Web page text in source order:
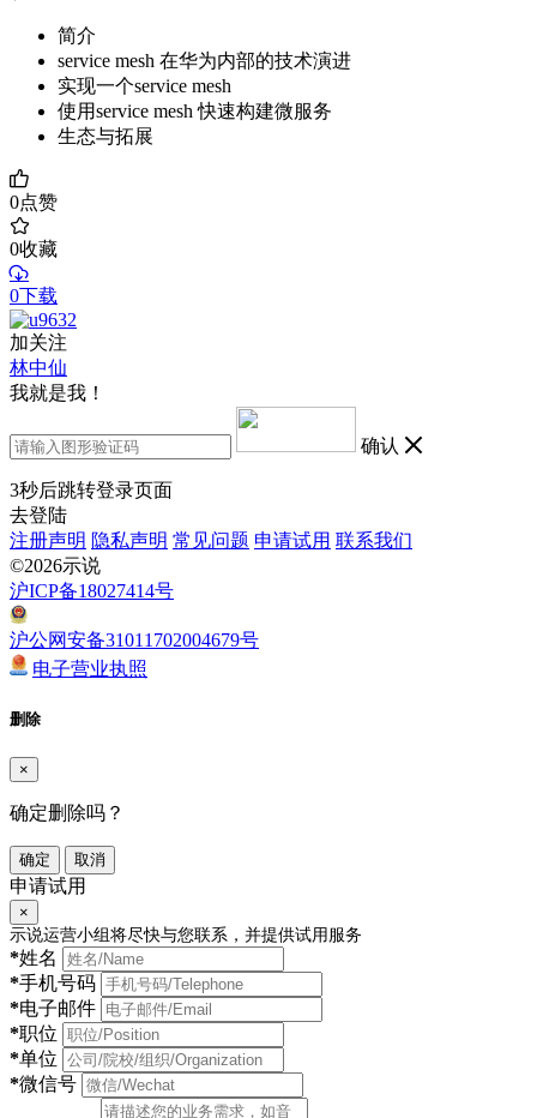
简介
service mesh 在华为内部的技术演进
实现一个service mesh
使用service mesh 快速构建微服务
生态与拓展
0点赞
0收藏
0下载
加关注
林中仙
我就是我！
确认
3秒后跳转登录页面
去登陆
注册声明 隐私声明 常见问题 申请试用 联系我们
©2026示说
沪ICP备18027414号
沪公网安备31011702004679号
电子营业执照
删除
×
确定删除吗？
确定 取消
申请试用
×
示说运营小组将尽快与您联系，并提供试用服务
*姓名
*手机号码
*电子邮件
*职位
*单位
*微信号